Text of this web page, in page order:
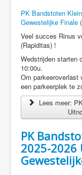
PK Bandstoten
Gewestelijke Finale
Veel succes Rinus
(Rapiditas) !
Wedstrijden starten
10:00u.
Om parkeeroverlast
een parkeerplek te
Lees meer:
PK
2025-